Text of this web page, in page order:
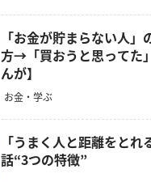
「お金が貯まらない人
方→「買おうと思ってた
んが】
お金・学ぶ
「うまく人と距離をと
話“3つの特徴”